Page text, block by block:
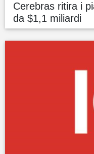
Cerebras ritira i
da $1,1 miliardi